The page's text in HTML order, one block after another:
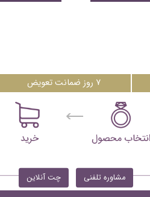
۷ روز ضمانت تعویض
مشاوره تلفنی چت آنلاین